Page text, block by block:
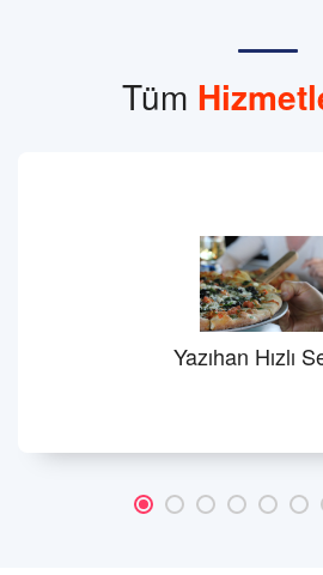
Tüm
Yazıhan Hızlı